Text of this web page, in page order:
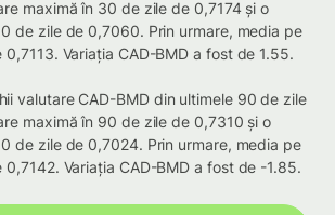
maximă în 30 de zile de 0,7174 și o
de zile de 0,7060. Prin urmare, media pe
Variația CAD-BMD a fost de 1.55.
valutare CAD-BMD din ultimele 90 de zile
maximă în 90 de zile de 0,7310 și o
de zile de 0,7024. Prin urmare, media pe
Variația CAD-BMD a fost de -1.85.